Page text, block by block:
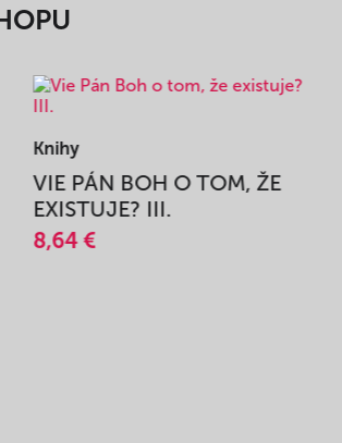
Knihy
VIE PÁN BOH O TOM, ŽE
EXISTUJE? III.
8,64 €